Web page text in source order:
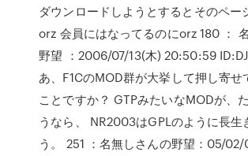
ダウンロードしようとするとそのペー
orz 会員にはなってるのにorz 180 ：
野望 ：2006/07/13(木) 20:50:59
あ、F1CのMOD群が大挙して押し寄せ
ことですか？ GTPみたいなMODが、
うなら、 NR2003はGPLのように長生
う。 251 ：名無しさんの野望：05/